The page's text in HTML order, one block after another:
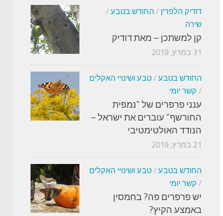
דודיק הלפרין / החודש בטבע /
שירה
קן למשתכן – מאת דודיק
31 במרץ, 2019
החודש בטבע / טבע ושינויי האקלים
/ קשר יומי
ענני פרפרים של "נמפית
החורשף" עוברים את ישראל –
הנודד האולטימטיבי
21 במרץ, 2019
החודש בטבע / טבע ושינויי האקלים
/ קשר יומי
יש פרפרים פה? בחמסין
באמצע הקיץ?